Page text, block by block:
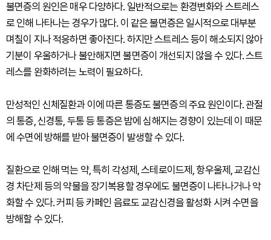
불면증의 원인은 매우 다양하다. 일반적으로는 환경변화와 스트레스
로 인해 나타나는 경우가 많다. 이 같은 불면증은 일시적으로 대부분
며칠이 지나 적응하면 좋아진다. 하지만 스트레스 등이 해소되지 않아
기분이 우울하거나 불안해지면 불면증이 개선되지 않을 수 있다. 스트
레스를 완화하려는 노력이 필요하다.
만성적인 신체질환과 이에 따른 통증도 불면증의 주요 원인이다. 관절
의 통증, 신경통, 두통 등 통증은 밤에 심해지는 경향이 있는데 이 때문
에 수면에 방해를 받아 불면증이 발생할 수 있다.
질환으로 인해 먹는 약, 특히 각성제, 스테로이드제, 항우울제, 교감신
경 차단제 등의 약물을 장기복용할 경우에도 불면증이 나타나거나 악
화할 수 있다. 커피 등 카페인 음료도 교감신경을 활성화 시켜 수면을
방해할 수 있다.